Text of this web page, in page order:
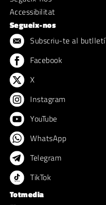
Accessibilitat
Segueix-nos
Subscriu-te al butlletí
Facebook
X
Instagram
YouTube
WhatsApp
Telegram
TikTok
Totmedia